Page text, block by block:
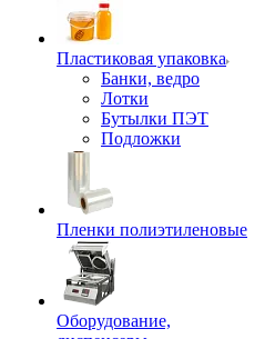
Пластиковая упаковка
Банки, ведро
Лотки
Бутылки ПЭТ
Подложки
Пленки полиэтиленовые
Оборудование,